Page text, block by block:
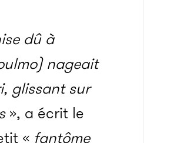
dû à
nageait
glissant sur
», a écrit le
« fantôme